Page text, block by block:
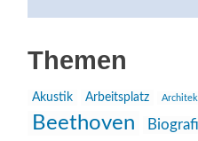
Themen
Akustik Arbeitsplatz
Beethoven